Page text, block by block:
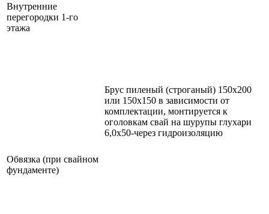
Внутренние
перегородки 1-го
этажа
Обвязка (при свайном
фундаменте)
Брус пиленый (строганый) 150х200
или 150х150 в зависимости от
комплектации, монтируется к
оголовкам свай на шурупы глухари
6,0х50-через гидроизоляцию